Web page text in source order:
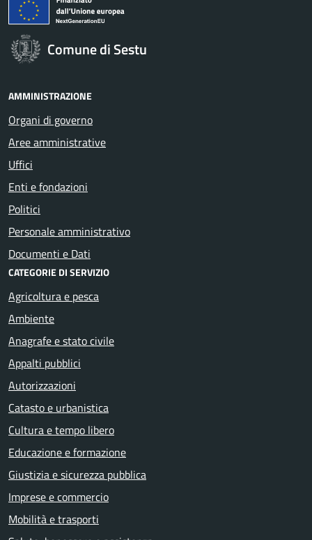
Comune di Sestu
AMMINISTRAZIONE
Organi di governo
Aree amministrative
Uffici
Enti e fondazioni
Politici
Personale amministrativo
Documenti e Dati
CATEGORIE DI SERVIZIO
Agricoltura e pesca
Ambiente
Anagrafe e stato civile
Appalti pubblici
Autorizzazioni
Catasto e urbanistica
Cultura e tempo libero
Educazione e formazione
Giustizia e sicurezza pubblica
Imprese e commercio
Mobilità e trasporti